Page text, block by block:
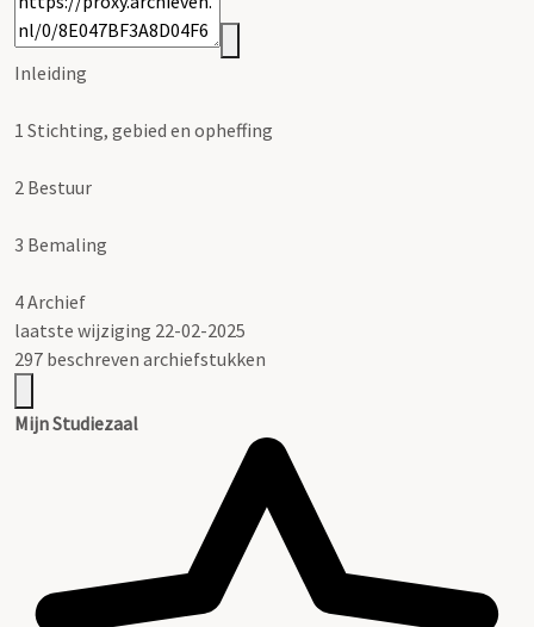
Inleiding
1 Stichting, gebied en opheffing
2 Bestuur
3 Bemaling
4Archief
laatste wijziging 22-02-2025
297 beschreven archiefstukken
Mijn Studiezaal